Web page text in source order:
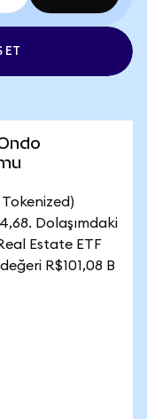
ET
Dolaşımdaki
Estate ETF
R$101,08 B